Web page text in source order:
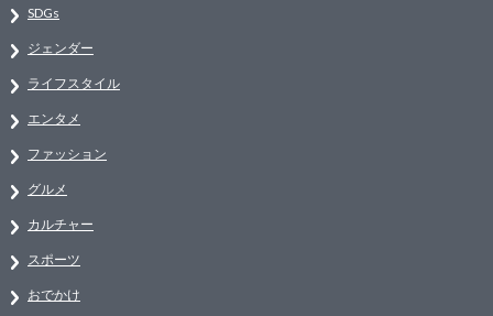
SDGs
ジェンダー
ライフスタイル
エンタメ
ファッション
グルメ
カルチャー
スポーツ
おでかけ